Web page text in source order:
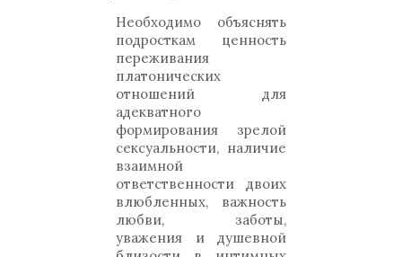
Необходимо объяснять
подросткам ценность
переживания
платонических
отношений для
адекватного
формирования зрелой
сексуальности, наличие
взаимной
ответственности двоих
влюбленных, важность
любви, заботы,
уважения и душевной